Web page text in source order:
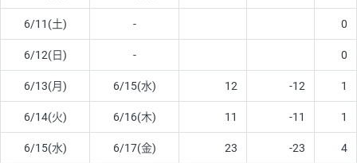
6/11(土) - 0
6/12(日) - 0
6/13(月) 6/15(水) 12 -12 1
6/14(火) 6/16(木) 11 -11 1
6/15(水) 6/17(金) 23 -23 4